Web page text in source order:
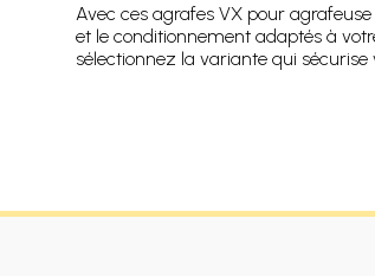
Avec ces agrafes VX pour agrafeuse
et le conditionnement adaptés à
sélectionnez la variante qui